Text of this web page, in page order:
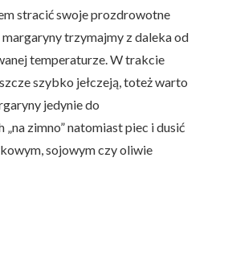
stracić swoje prozdrowotne
margaryny trzymajmy z daleka od
temperaturze. W trakcie
szybko jełczeją, toteż warto
jedynie do
zimno” natomiast piec i dusić
sojowym czy oliwie